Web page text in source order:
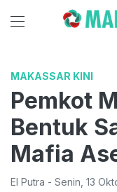
MAKASSAR KINI
Pemkot
Bentuk
Mafia
El Putra - Senin 13